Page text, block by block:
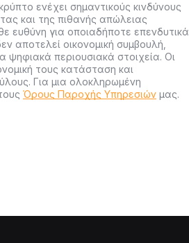
ενέχει σημαντικούς κινδύνους
και της πιθανής απώλειας
ευθύνη για οποιαδήποτε επενδυτικά
οικονομική συμβουλή,
περιουσιακά στοιχεία. Οι
τους κατάσταση και
Για μια ολοκληρωμένη
Όρους Παροχής Υπηρεσιών μας.